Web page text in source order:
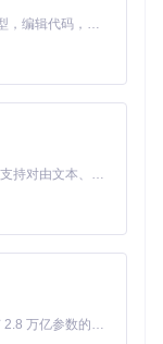
统的漫长过程，
级提升到毫秒
Claude Code 的开源替代方案。连接任意大模型，编辑代码，运行命令，自动验证 — 全自动执行。用 Rust 构建，极致性能。 ｜ An open-source alternative to Claude Code. Connect any LLM, edit code, run commands, and verify changes — autonomously. Built in Rust for speed. Get Started
MiniMax H3 是一个通用的全模态生成系统。它支持对由文本、图像、视频和音频组成的多模态上下文进行统一理解，并能生成分辨率高达 2K、时长可达 15 秒的带原生立体声音频的视频。得益于面向任务泛化的系统设计，H3 在预训练阶段就已具备广泛的多模态上下文理解与生成能力，能够出色地执行复杂的多模态指令。
Kimi K3 是Kimi能力最强的模型：这是一个拥有 2.8 万亿参数的混合专家（MoE）模型，具备原生视觉理解能力，并支持 100 万 token 的上下文窗口。